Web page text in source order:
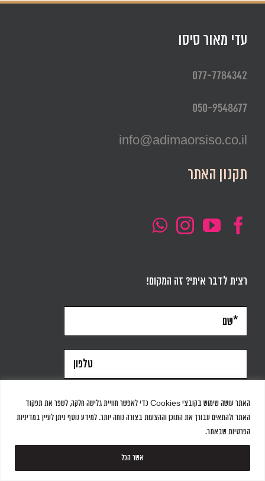
האתר עושה שימוש בקובצי Cookies כדי לאפשר חוויית גלישה חלקה, לשפר את תפקוד
האתר ולהתאים עבורך את התוכן וההצעות בצורה נוחה יותר. למידע נוסף ניתן לעיין במדיניות
הפרטיות שבאתר.
אשר הכל
עדי מאור סיסו
077-7784342
050-9548677
info@adimaorsiso.co.il
תקנון האתר
רצית לדבר איתי? זה המקום!